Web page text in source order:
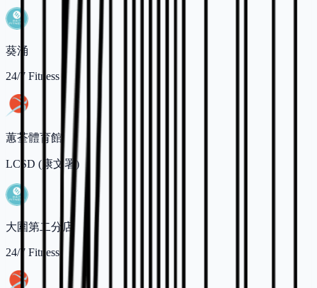
葵涌
24/7 Fitness
蕙荃體育館
LCSD (康文署)
大圍第二分店
24/7 Fitness